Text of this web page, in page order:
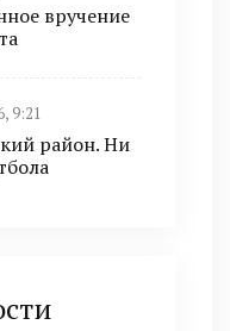
вручение
9:21
район. Ни